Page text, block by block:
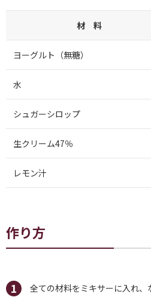
材 料
ヨーグルト（無糖）
水
シュガーシロップ
生クリーム47％
レモン汁
作り方
全ての材料をミキサーに入れ